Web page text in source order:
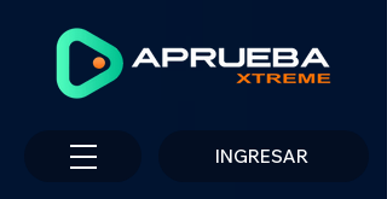
INGRESAR